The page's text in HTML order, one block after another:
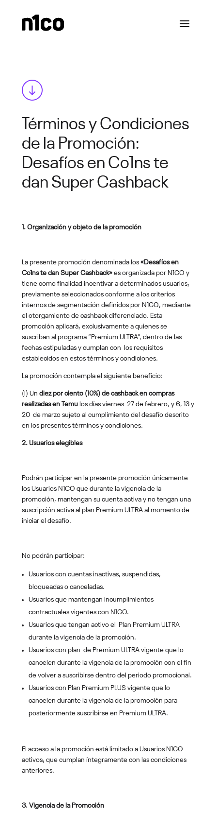
Términos y Condiciones
de la Promoción:
Desafíos en Co1ns te
dan Super Cashback
1. Organización y objeto de la promoción
La presente promoción denominada los «Desafíos en
Co1ns te dan Super Cashback»es organizada por N1CO y
tiene como finalidad incentivar a determinados usuarios,
previamente seleccionados conforme a los criterios
internos de segmentación definidos por N1CO, mediante
el otorgamiento de cashback diferenciado. Esta
promoción aplicará, exclusivamente a quienes se
suscriban al programa “Premium ULTRA”, dentro de las
fechas estipuladas y cumplan con los requisitos
establecidos en estos términos y condiciones.
La promoción contempla el siguiente beneficio:
(i) Un diez por ciento (10%) de cashback en compras
realizadas en Temu los días viernes 27 de febrero, y 6, 13 y
20 de marzo sujeto al cumplimiento del desafío descrito
en los presentes términos y condiciones.
2. Usuarios elegibles
Podrán participar en la presente promoción únicamente
los Usuarios N1CO que durante la vigencia de la
promoción, mantengan su cuenta activa y no tengan una
suscripción activa al plan Premium ULTRA al momento de
iniciar el desafío.
No podrán participar:
Usuarios con cuentas inactivas, suspendidas,
bloqueadas o canceladas.
Usuarios que mantengan incumplimientos
contractuales vigentes con N1CO.
Usuarios que tengan activo el Plan Premium ULTRA
durante la vigencia de la promoción.
Usuarios con plan de Premium ULTRA vigente que lo
cancelen durante la vigencia de la promoción con el fin
de volver a suscribirse dentro del periodo promocional.
Usuarios con Plan Premium PLUS vigente que lo
cancelen durante la vigencia de la promoción para
posteriormente suscribirse en Premium ULTRA.
El acceso a la promoción está limitado a Usuarios N1CO
activos, que cumplan íntegramente con las condiciones
anteriores.
3. Vigencia de la Promoción